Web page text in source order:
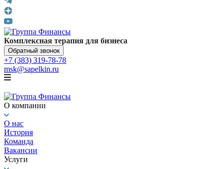
Комплексная терапия для бизнеса
Обратный звонок
+7 (383) 319-78-78
msk@sapelkin.ru
О компании
О нас
История
Команда
Вакансии
Услуги